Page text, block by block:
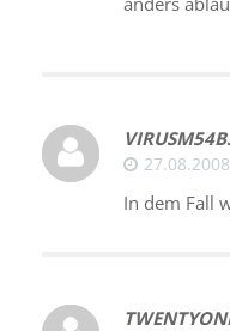
27.08.2008
In dem Fall